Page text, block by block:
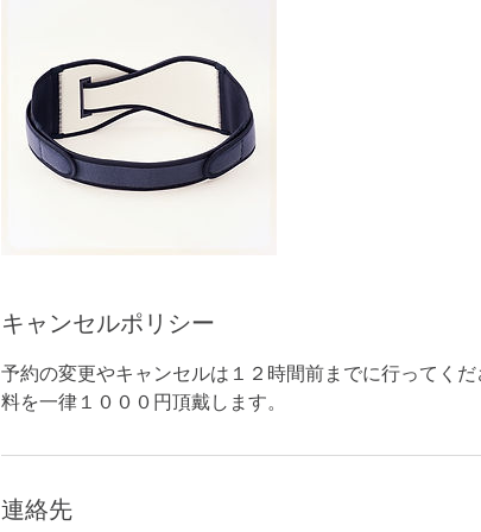
キャンセルポリシー
予約の変更やキャンセルは１２時間前までに行ってく
料を一律１０００円頂戴します。
連絡先